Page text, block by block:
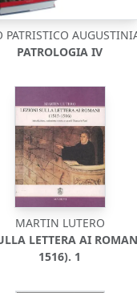
PATRISTICO
PATROLOGIA IV
MARTIN LUTERO
LETTERA AI
1516). 1